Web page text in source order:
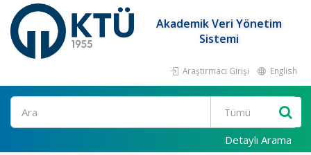
Akademik Veri Yönetim
Sistemi
Araştırmacı Girişi English
Ara
Detaylı Arama